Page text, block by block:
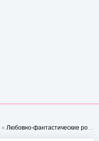
» Любовно-фантастические романы